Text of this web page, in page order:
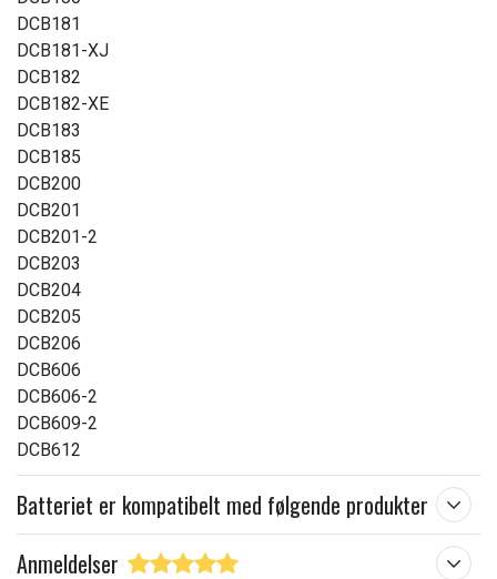
DCB181
DCB181-XJ
DCB182
DCB182-XE
DCB183
DCB185
DCB200
DCB201
DCB201-2
DCB203
DCB204
DCB205
DCB206
DCB606
DCB606-2
DCB609-2
DCB612
Batteriet er kompatibelt med følgende produkter
Anmeldelser